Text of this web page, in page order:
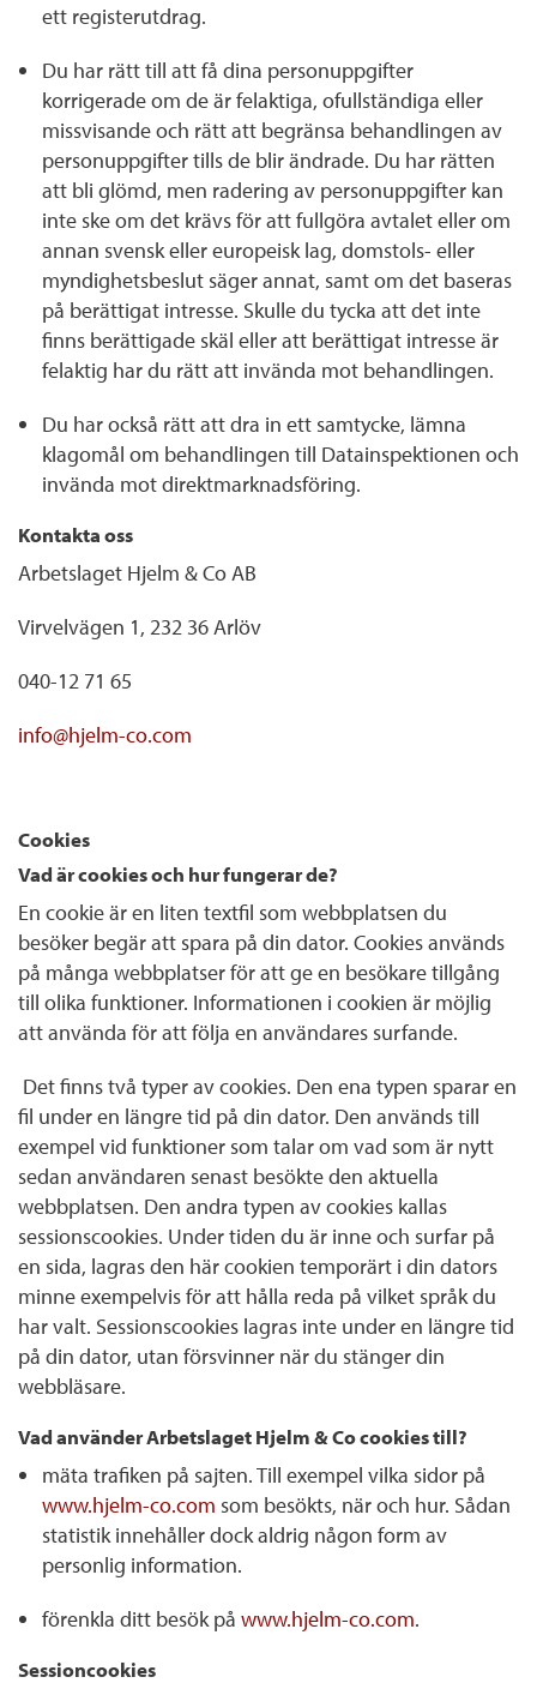
ett registerutdrag.
Du har rätt till att få dina personuppgifter
korrigerade om de är felaktiga, ofullständiga eller
missvisande och rätt att begränsa behandlingen av
personuppgifter tills de blir ändrade. Du har rätten
att bli glömd, men radering av personuppgifter kan
inte ske om det krävs för att fullgöra avtalet eller om
annan svensk eller europeisk lag, domstols- eller
myndighetsbeslut säger annat, samt om det baseras
på berättigat intresse. Skulle du tycka att det inte
finns berättigade skäl eller att berättigat intresse är
felaktig har du rätt att invända mot behandlingen.
Du har också rätt att dra in ett samtycke, lämna
klagomål om behandlingen till Datainspektionen och
invända mot direktmarknadsföring.
Kontakta oss
Arbetslaget Hjelm & Co AB
Virvelvägen 1, 232 36 Arlöv
040-12 71 65
info@hjelm-co.com
Cookies
Vad är cookies och hur fungerar de?
En cookie är en liten textfil som webbplatsen du
besöker begär att spara på din dator. Cookies används
på många webbplatser för att ge en besökare tillgång
till olika funktioner. Informationen i cookien är möjlig
att använda för att följa en användares surfande.
Det finns två typer av cookies. Den ena typen sparar en
fil under en längre tid på din dator. Den används till
exempel vid funktioner som talar om vad som är nytt
sedan användaren senast besökte den aktuella
webbplatsen. Den andra typen av cookies kallas
sessionscookies. Under tiden du är inne och surfar på
en sida, lagras den här cookien temporärt i din dators
minne exempelvis för att hålla reda på vilket språk du
har valt. Sessionscookies lagras inte under en längre tid
på din dator, utan försvinner när du stänger din
webbläsare.
Vad använder Arbetslaget Hjelm & Co cookies till?
mäta trafiken på sajten. Till exempel vilka sidor på
www.hjelm-co.com som besökts, när och hur. Sådan
statistik innehåller dock aldrig någon form av
personlig information.
förenkla ditt besök på www.hjelm-co.com.
Sessioncookies